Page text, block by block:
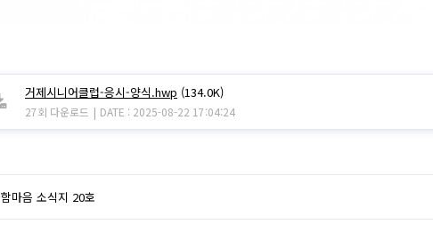
거제시니어클럽-응시-양식.hwp (134.0K)
27회 다운로드 | DATE : 2025-08-22 17:04:24
함마음 소식지 20호